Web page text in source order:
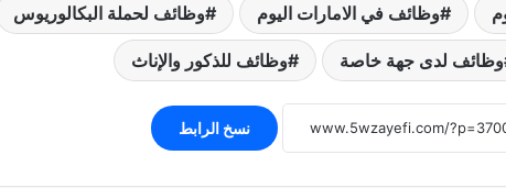
وظائف في الامارات اليوم وظائف لحملة البكالوريوس
وظائف لدى جهة خاصة وظائف للذكور والإناث
نسخ الرابط